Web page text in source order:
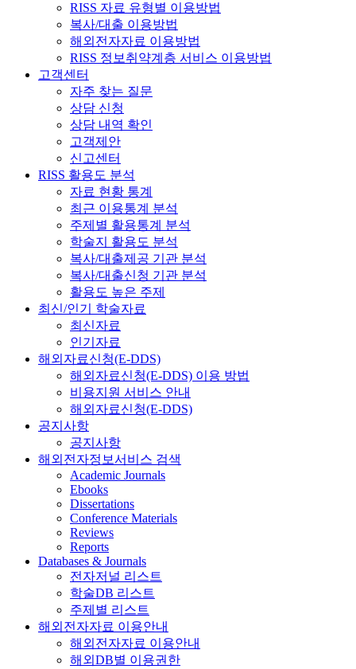
RISS 자료 유형별 이용방법
복사/대출 이용방법
해외전자자료 이용방법
RISS 정보취약계층 서비스 이용방법
고객센터
자주 찾는 질문
상담 신청
상담 내역 확인
고객제안
신고센터
RISS 활용도 분석
자료 현황 통계
최근 이용통계 분석
주제별 활용통계 분석
학술지 활용도 분석
복사/대출제공 기관 분석
복사/대출신청 기관 분석
활용도 높은 주제
최신/인기 학술자료
최신자료
인기자료
해외자료신청(E-DDS)
해외자료신청(E-DDS) 이용 방법
비용지원 서비스 안내
해외자료신청(E-DDS)
공지사항
공지사항
해외전자정보서비스 검색
Academic Journals
Ebooks
Dissertations
Conference Materials
Reviews
Reports
Databases & Journals
전자저널 리스트
학술DB 리스트
주제별 리스트
해외전자자료 이용안내
해외전자자료 이용안내
해외DB별 이용권한